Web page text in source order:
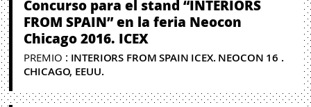
Concurso para el stand “INTERIORS
FROM SPAIN” en la feria Neocon
Chicago 2016. ICEX
PREMIO : INTERIORS FROM SPAIN ICEX. NEOCON 16 .
CHICAGO, EEUU.